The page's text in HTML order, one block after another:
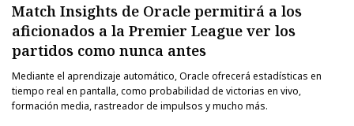
Match Insights de Oracle permitirá a los
aficionados a la Premier League ver los
partidos como nunca antes
Mediante el aprendizaje automático, Oracle ofrecerá estadísticas en
tiempo real en pantalla, como probabilidad de victorias en vivo,
formación media, rastreador de impulsos y mucho más.